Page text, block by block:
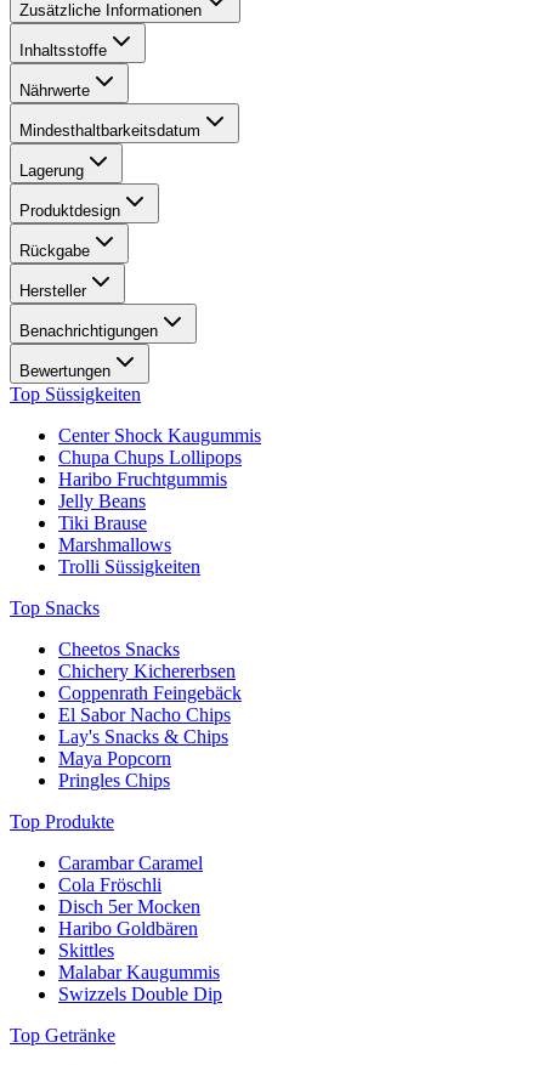
Zusätzliche Informationen
Inhaltsstoffe
Nährwerte
Mindesthaltbarkeitsdatum
Lagerung
Produktdesign
Rückgabe
Hersteller
Benachrichtigungen
Bewertungen
Top Süssigkeiten
Center Shock Kaugummis
Chupa Chups Lollipops
Haribo Fruchtgummis
Jelly Beans
Tiki Brause
Marshmallows
Trolli Süssigkeiten
Top Snacks
Cheetos Snacks
Chichery Kichererbsen
Coppenrath Feingebäck
El Sabor Nacho Chips
Lay's Snacks & Chips
Maya Popcorn
Pringles Chips
Top Produkte
Carambar Caramel
Cola Fröschli
Disch 5er Mocken
Haribo Goldbären
Skittles
Malabar Kaugummis
Swizzels Double Dip
Top Getränke